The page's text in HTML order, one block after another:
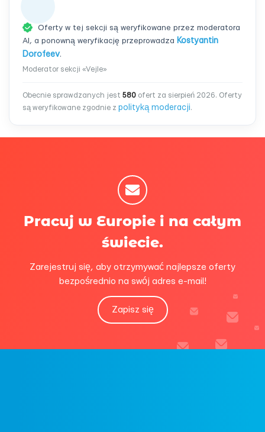
Oferty w tej sekcji są weryfikowane przez moderatora
AI, a ponowną weryfikację przeprowadza Kostyantin
Dorofeev.
Moderator sekcji «Vejle»
Obecnie sprawdzanych jest 580 ofert za sierpień 2026. Oferty
są weryfikowane zgodnie z polityką moderacji.
Pracuj w Europie i na całym
świecie.
Zarejestruj się, aby otrzymywać najlepsze oferty
bezpośrednio na swój adres e-mail!
Zapisz się